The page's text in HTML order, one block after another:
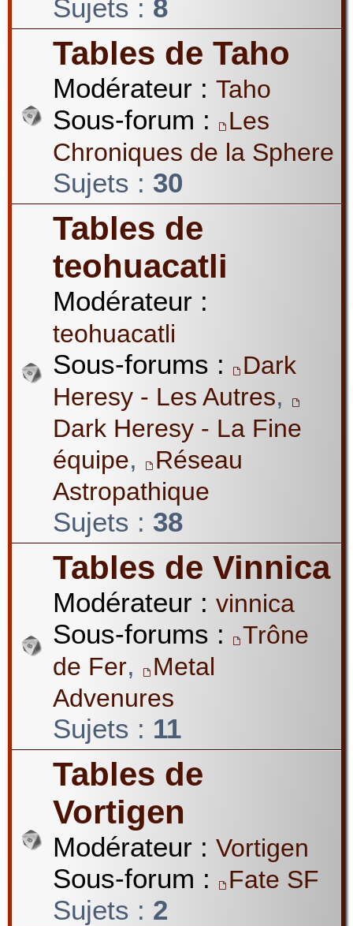
Sujets : 8
Tables de Taho
Modérateur : Taho
Sous-forum :
Les
Chroniques de la Sphere
Sujets : 30
Tables de
teohuacatli
Modérateur :
teohuacatli
Sous-forums :
Dark
Heresy - Les Autres,
Dark Heresy - La Fine
équipe,
Réseau
Astropathique
Sujets : 38
Tables de Vinnica
Modérateur : vinnica
Sous-forums :
Trône
de Fer,
Metal
Advenures
Sujets : 11
Tables de
Vortigen
Modérateur : Vortigen
Sous-forum : Fate SF
Sujets : 2